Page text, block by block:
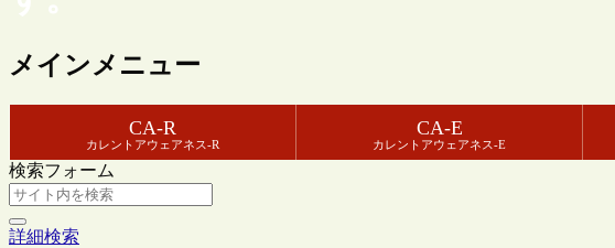
メインメニュー
CA-R
カレントアウェアネス-R
CA-E
カレントアウェアネス-E
検索フォーム
詳細検索